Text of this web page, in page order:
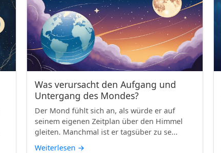
Was verursacht den Aufgang und
Untergang des Mondes?
Der Mond fühlt sich an, als würde er auf
seinem eigenen Zeitplan über den Himmel
gleiten. Manchmal ist er tagsüber zu se...
Weiterlesen →